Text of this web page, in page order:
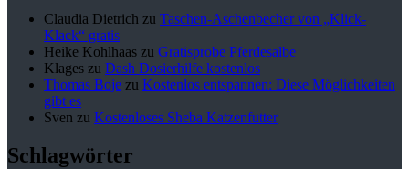
Claudia Dietrich zu Taschen-Aschenbecher von „Klick-
Klack“ gratis
Heike Kohlhaas zu Gratisprobe Pferdesalbe
Klages zu Dash Dosierhilfe kostenlos
Thomas Boje zu Kostenlos entspannen: Diese Möglichkeiten
gibt es
Sven zu Kostenloses Sheba Katzenfutter
Schlagwörter